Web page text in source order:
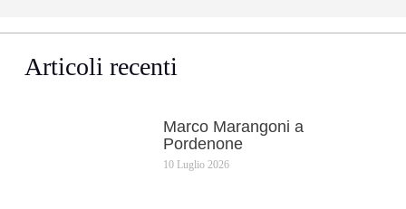
Articoli recenti
Marco Marangoni a
Pordenone
10 Luglio 2026